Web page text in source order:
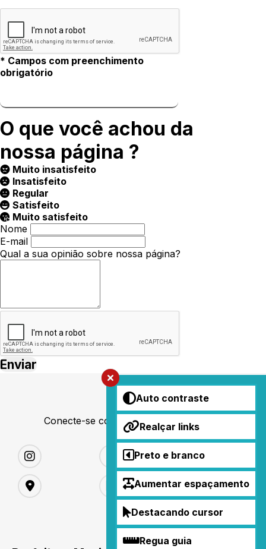
Auto contraste
Realçar links
Preto e branco
Aumentar espaçamento
Destacando cursor
Regua guia
* Campos com preenchimento
obrigatório
O que você achou da
nossa página ?
Muito insatisfeito
Insatisfeito
Regular
Satisfeito
Muito satisfeito
Nome
E-mail
Qual a sua opinião sobre nossa página?
Conecte-se conosco nas redes sociais